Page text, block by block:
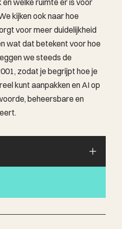
welke ruimte er is voor
kijken ook naar hoe
voor meer duidelijkheid
wat dat betekent voor hoe
we steeds de
zodat je begrijpt hoe je
kunt aanpakken en AI op
beheersbare en
gelden voor